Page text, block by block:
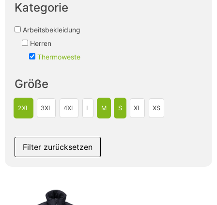
Kategorie
Arbeitsbekleidung
Herren
Thermoweste
Größe
2XL 3XL 4XL L M S XL XS
Filter zurücksetzen